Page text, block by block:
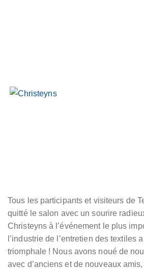
Christeyns
Tous les participants et visiteurs de
quitté le salon avec un sourire
Christeyns à l’événement le plus
l’industrie de l’entretien des textiles
triomphale ! Nous avons noué de
avec d’anciens et de nouveaux